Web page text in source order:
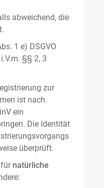
abweichend, die
1 e) DSGVO
§§ 2, 3
zur
ist nach
ein
Die Identität
überprüft.
für natürliche